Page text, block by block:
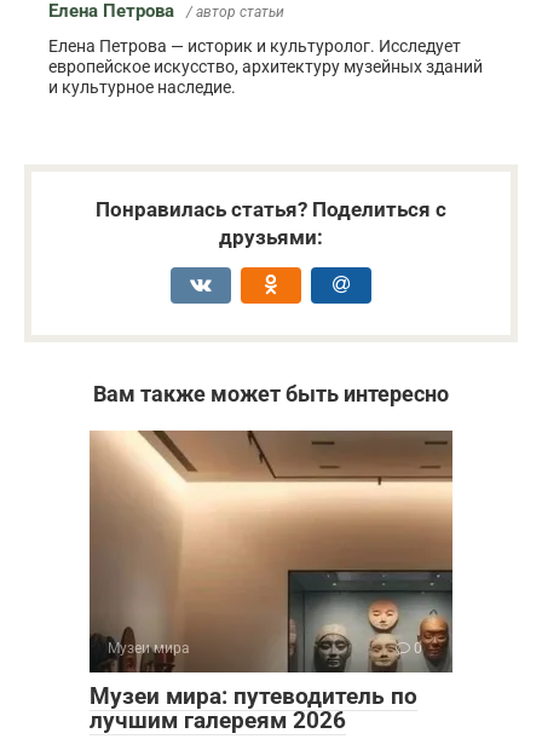
Елена Петрова / автор статьи
Елена Петрова — историк и культуролог. Исследует
европейское искусство, архитектуру музейных зданий
и культурное наследие.
Понравилась статья? Поделиться с
друзьями:
Вам также может быть интересно
Музеи мира 0
Музеи мира: путеводитель по
лучшим галереям 2026